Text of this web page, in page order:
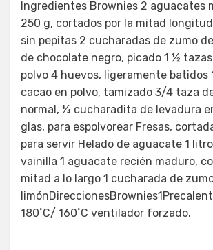
Ingredientes Brownies 2 aguacates
250 g, cortados por la mitad
sin pepitas 2 cucharadas de zumo
de chocolate negro, picado 1 ½
polvo 4 huevos, ligeramente batidos
cacao en polvo, tamizado 3/4 taza
normal, ¼ cucharadita de levadura
glas, para espolvorear Fresas,
para servir Helado de aguacate 1
vainilla 1 aguacate recién maduro,
mitad a lo largo 1 cucharada de
180˚C/ 160˚C ventilador forzado.